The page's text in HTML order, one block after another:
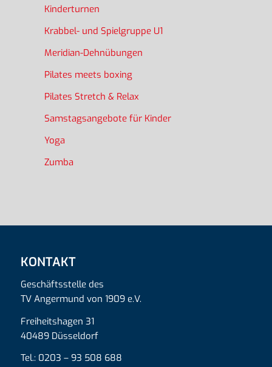
Kinderturnen
Krabbel- und Spielgruppe U1
Meridian-Dehnübungen
Pilates meets boxing
Pilates Stretch & Relax
Samstagsangebote für Kinder
Yoga
Zumba
KONTAKT
Geschäftsstelle des
TV Angermund von 1909 e.V.
Freiheitshagen 31
40489 Düsseldorf
Tel.: 0203 – 93 508 688